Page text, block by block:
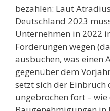
bezahlen: Laut
Deutschland 2023
Unternehmen in 2022
Forderungen wegen
ausbuchen, was einen
gegenüber dem
setzt sich der
ungebrochen fort –